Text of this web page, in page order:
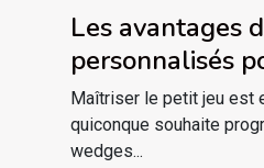
Les avantages
personnalisés
votre jeu
Maîtriser le petit jeu est
quiconque souhaite
wedges...